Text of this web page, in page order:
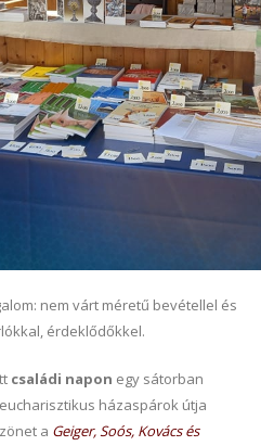
nem várt méretű bevétellel és
érdeklődőkkel.
családi napon egy sátorban
házaspárok útja
a Geiger, Soós, Kovács és